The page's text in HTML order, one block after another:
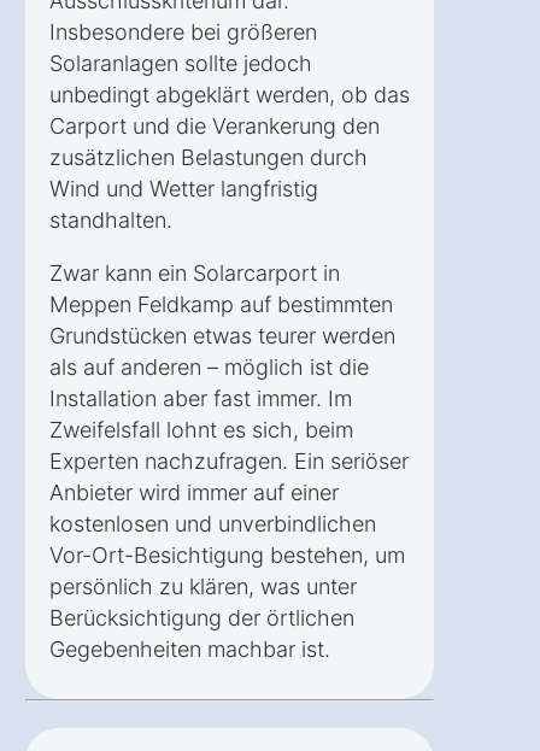
Insbesondere bei größeren
Solaranlagen sollte jedoch
unbedingt abgeklärt werden, ob das
Carport und die Verankerung den
zusätzlichen Belastungen durch
Wind und Wetter langfristig
standhalten.
Zwar kann ein Solarcarport in
Meppen Feldkamp auf bestimmten
Grundstücken etwas teurer werden
als auf anderen – möglich ist die
Installation aber fast immer. Im
Zweifelsfall lohnt es sich, beim
Experten nachzufragen. Ein seriöser
Anbieter wird immer auf einer
kostenlosen und unverbindlichen
Vor-Ort-Besichtigung bestehen, um
persönlich zu klären, was unter
Berücksichtigung der örtlichen
Gegebenheiten machbar ist.